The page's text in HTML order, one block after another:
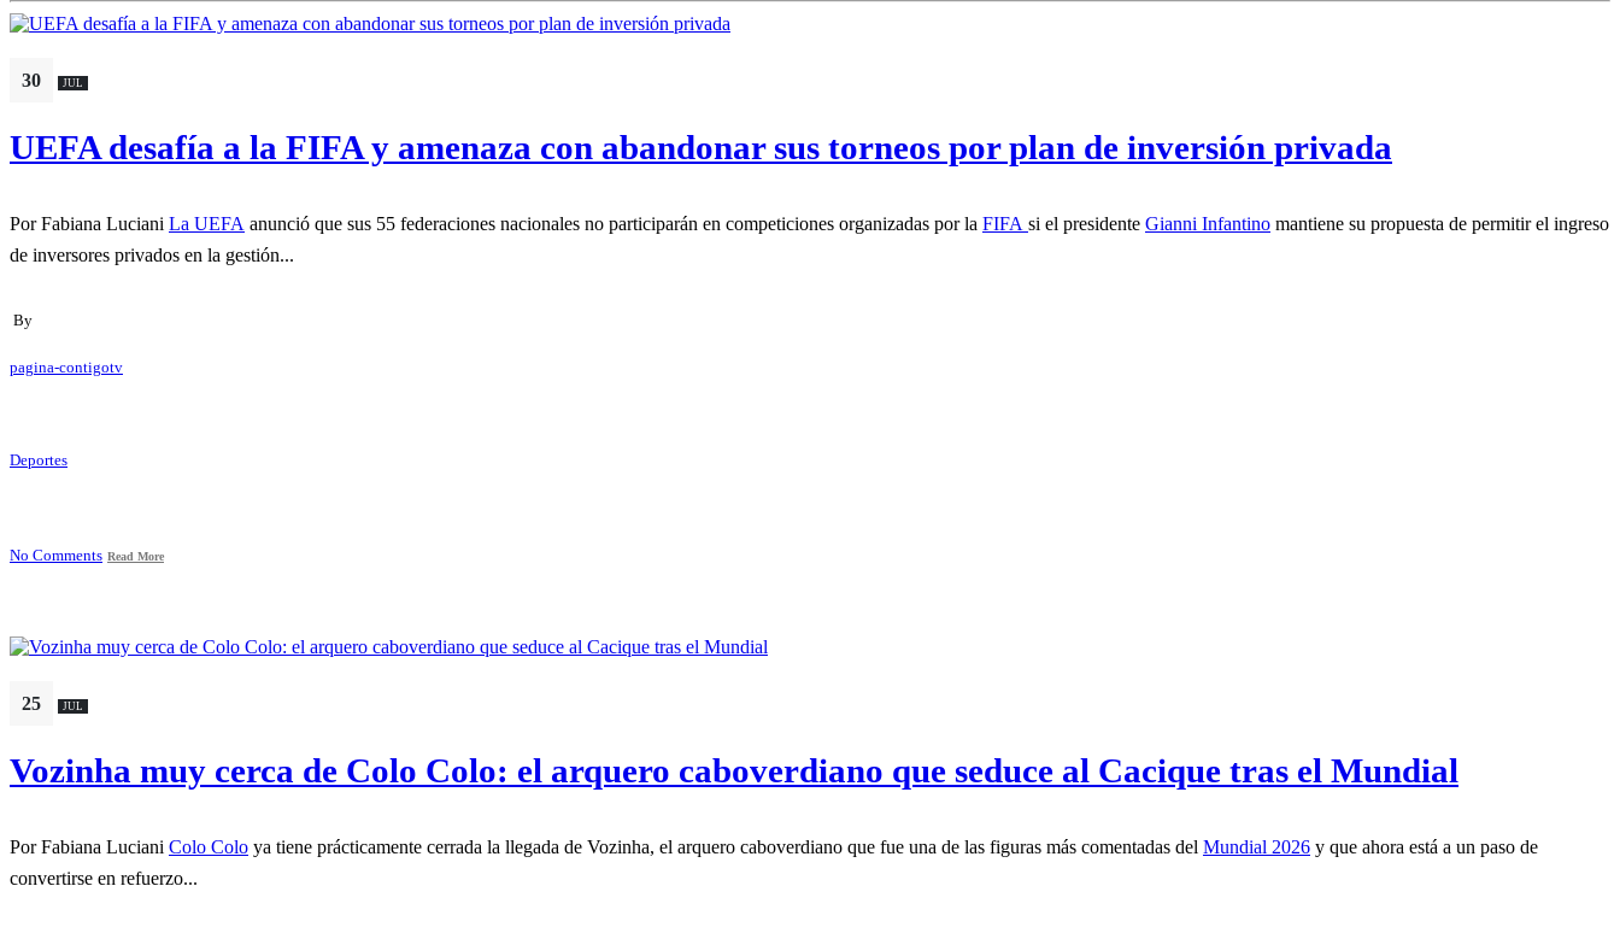
30 JUL
UEFA desafía a la FIFA y amenaza con abandonar sus torneos por plan de inversión privada
Por Fabiana Luciani La UEFA anunció que sus 55 federaciones nacionales no participarán en competiciones organizadas por la FIFA si el presidente Gianni Infantino mantiene su propuesta de permitir el ingreso
de inversores privados en la gestión...
By
pagina-contigotv
Deportes
No Comments Read More
25 JUL
Vozinha muy cerca de Colo Colo: el arquero caboverdiano que seduce al Cacique tras el Mundial
Por Fabiana Luciani Colo Colo ya tiene prácticamente cerrada la llegada de Vozinha, el arquero caboverdiano que fue una de las figuras más comentadas del Mundial 2026 y que ahora está a un paso de
convertirse en refuerzo...